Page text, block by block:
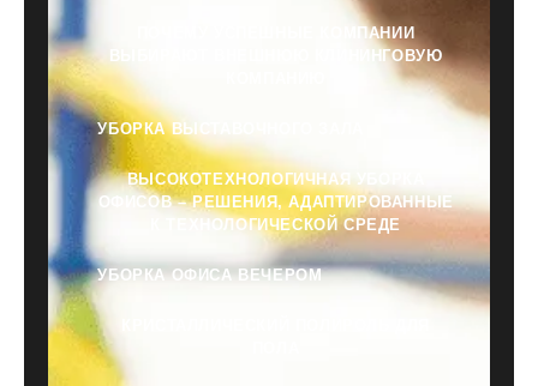
ПОЧЕМУ УСПЕШНЫЕ КОМПАНИИ
ВЫБИРАЮТ ВНЕШНЮЮ КЛИНИНГОВУЮ
УБОРКА ВЫСТАВОЧНОГО ЗАЛА
ВЫСОКОТЕХНОЛОГИЧНАЯ УБОРКА
ОФИСОВ – РЕШЕНИЯ, АДАПТИРОВАННЫЕ
К ТЕХНОЛОГИЧЕСКОЙ СРЕДЕ
УБОРКА ОФИСА ВЕЧЕРОМ